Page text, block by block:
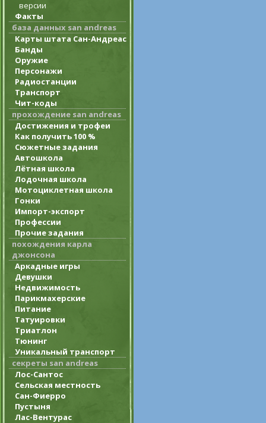
версии
Факты
база данных san andreas
Карты штата Сан-Андреас
Банды
Оружие
Персонажи
Радиостанции
Транспорт
Чит-коды
прохождение san andreas
Достижения и трофеи
Как получить 100 %
Сюжетные задания
Автошкола
Лётная школа
Лодочная школа
Мотоциклетная школа
Гонки
Импорт-экспорт
Профессии
Прочие задания
похождения карла
джонсона
Аркадные игры
Девушки
Недвижимость
Парикмахерские
Питание
Татуировки
Триатлон
Тюнинг
Уникальный транспорт
секреты san andreas
Лос-Сантос
Сельская местность
Сан-Фиерро
Пустыня
Лас-Вентурас